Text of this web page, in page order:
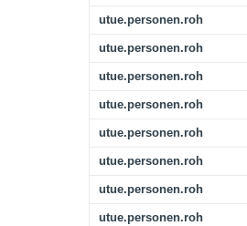
utue.personen.roh
utue.personen.roh
utue.personen.roh
utue.personen.roh
utue.personen.roh
utue.personen.roh
utue.personen.roh
utue.personen.roh